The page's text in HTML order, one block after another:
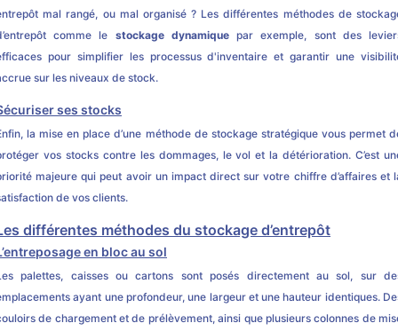
mal rangé, ou mal organisé ? Les différentes méthodes de
comme le stockage dynamiquepar exemple, sont des
pour simplifier les processus d'inventaire et garantir une
sur les niveaux de stock.
ses stocks
la mise en place d’une méthode de stockage stratégique vous permet
vos stocks contre les dommages, le vol et la détérioration. C’est
majeure qui peut avoir un impact direct sur votre chiffre d’affaires et
de vos clients.
différentes méthodes du stockage d’entrepôt
en bloc au sol
palettes, caisses ou cartons sont posés directement au sol, sur
ayant une profondeur, une largeur et une hauteur identiques.
de chargement et de prélèvement, ainsi que plusieurs colonnes de